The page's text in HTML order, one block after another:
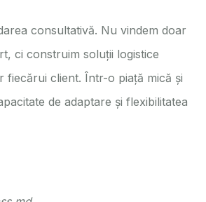
consultativă. Nu vindem doar
ci construim soluții logistice
fiecărui client. Într-o piață mică și
de adaptare și flexibilitatea